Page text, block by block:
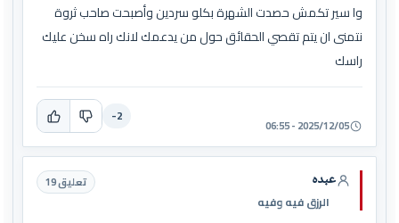
وا سير تكمش حصدت الشهرة بكلو سردين وأصبحت صاحب ثروة
نتمنى ان يتم تقصي الحقائق حول من يدعمك لانك راه سخن عليك
راسك
2025/12/05 - 06:55
-2
عبده
الرزق فيه وفيه
تعليق 19